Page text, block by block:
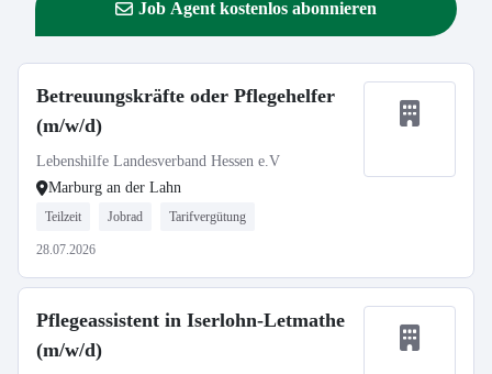
Job Agent kostenlos abonnieren
Betreuungskräfte oder Pflegehelfer
(m/w/d)
Lebenshilfe Landesverband Hessen e.V
Marburg an der Lahn
Teilzeit Jobrad Tarifvergütung
28.07.2026
Pflegeassistent in Iserlohn-Letmathe
(m/w/d)